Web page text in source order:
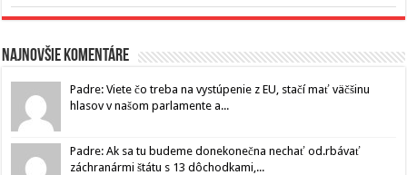
Najnovšie komentáre
Padre: Viete čo treba na vystúpenie z EU, stačí mať väčšinu
hlasov v našom parlamente a...
Padre: Ak sa tu budeme donekonečna nechať od.rbávať
záchranármi štátu s 13 dôchodkami,...